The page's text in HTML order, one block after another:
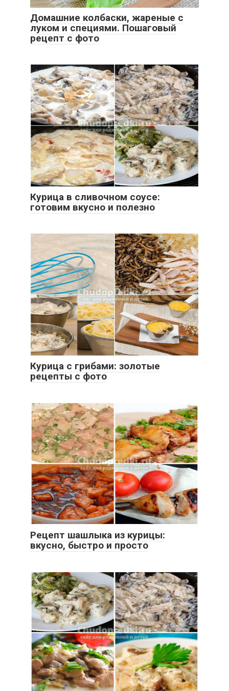
Домашние колбаски, жареные с
луком и специями. Пошаговый
рецепт с фото
Курица в сливочном соусе:
готовим вкусно и полезно
Курица с грибами: золотые
рецепты с фото
Рецепт шашлыка из курицы:
вкусно, быстро и просто